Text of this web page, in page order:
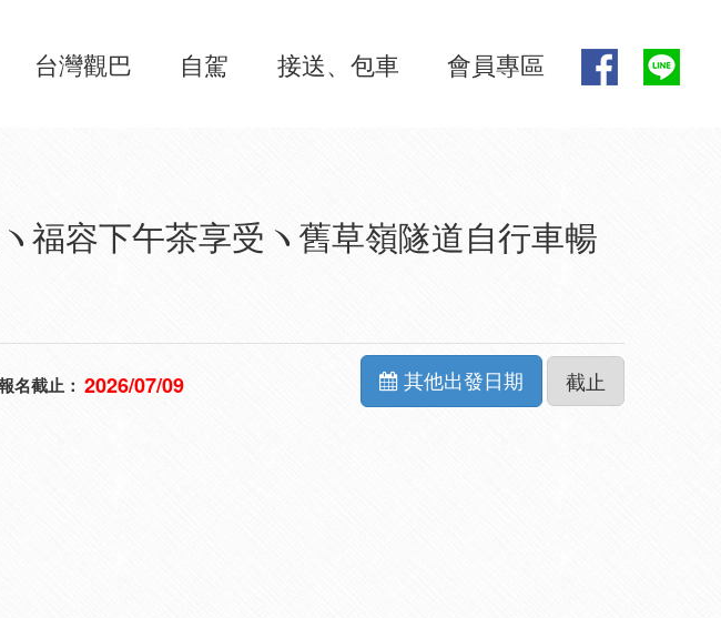
台灣觀巴 自駕 接送、包車 會員專區
福容下午茶享受ヽ舊草嶺隧道自行車暢
名截止： 2026/07/09 其他出發日期 截止